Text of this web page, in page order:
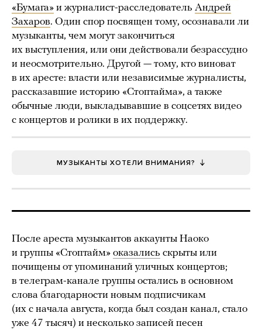
«Бумага» и журналист-расследователь Андрей
Захаров. Один спор посвящен тому, осознавали ли
музыканты, чем могут закончиться
их выступления, или они действовали безрассудно
и неосмотрительно. Другой — тому, кто виноват
в их аресте: власти или независимые журналисты,
рассказавшие историю «Стоптайма», а также
обычные люди, выкладывавшие в соцсетях видео
с концертов и ролики в их поддержку.
МУЗЫКАНТЫ ХОТЕЛИ ВНИМАНИЯ?
После ареста музыкантов аккаунты Наоко
и группы «Стоптайм» оказались скрыты или
почищены от упоминаний уличных концертов;
в телеграм-канале группы остались в основном
слова благодарности новым подписчикам
(их с начала августа, когда был создан канал, стало
уже 47 тысяч) и несколько записей песен